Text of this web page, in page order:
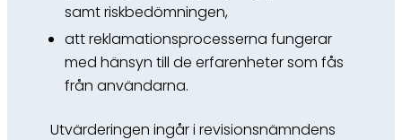
samt riskbedömningen,
att reklamationsprocesserna fungerar
med hänsyn till de erfarenheter som fås
från användarna.
Utvärderingen ingår i revisionsnämndens